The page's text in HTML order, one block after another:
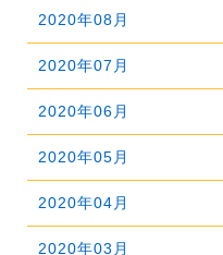
2025年02月
2025年01月
2024年03月
2024年02月
2024年01月
2023年04月
2023年03月
2023年02月
2023年01月
2022年05月
2022年04月
2022年03月
2022年02月
2022年01月
2020年08月
2020年07月
2020年06月
2020年05月
2020年04月
2020年03月